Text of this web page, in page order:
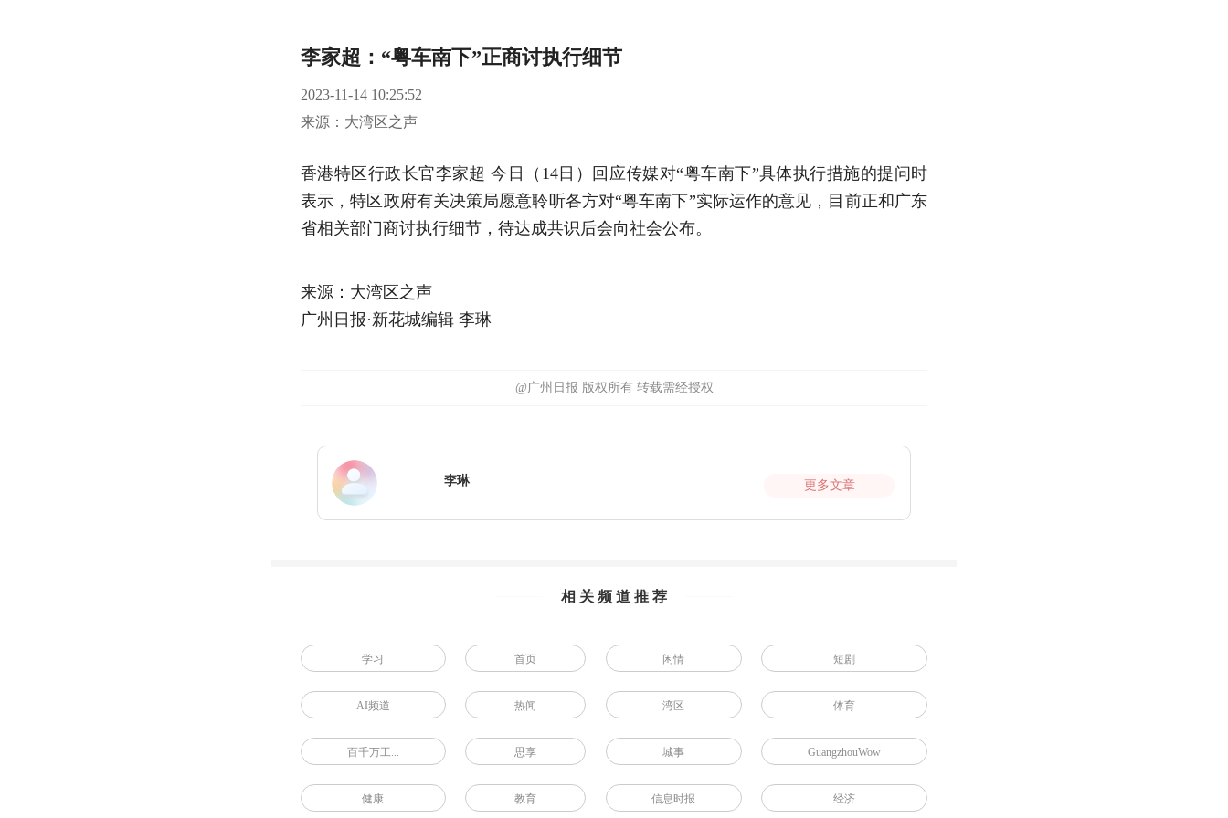
李家超：“粤车南下”正商讨执行细节
2023-11-14 10:25:52
来源：大湾区之声
香港特区行政长官李家超 今日（14日）回应传媒对“粤车南下”具体执行措施的提问时
表示，特区政府有关决策局愿意聆听各方对“粤车南下”实际运作的意见，目前正和广东
省相关部门商讨执行细节，待达成共识后会向社会公布。
来源：大湾区之声
广州日报·新花城编辑 李琳
@广州日报 版权所有 转载需经授权
李琳 更多文章
相关频道推荐
学习 首页 闲情 短剧
AI频道 热闻 湾区 体育
百千万工... 思享 城事 GuangzhouWow
健康 教育 信息时报 经济